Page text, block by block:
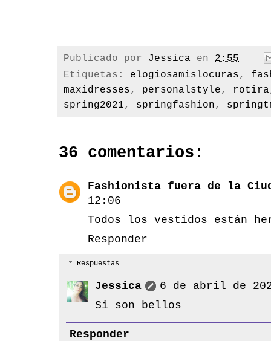
Publicado por Jessica en 2:55
Etiquetas: elogiosamislocuras,
maxidresses, personalstyle, rotira
spring2021, springfashion,
36 comentarios:
Fashionista fuera de la
12:06
Todos los vestidos están
Responder
Respuestas
Jessica
6 de abril de
Si son bellos
Responder